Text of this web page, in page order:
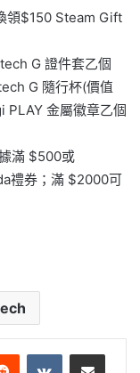
領$150 Steam Gift
G 證件套乙個
G 隨行杯(價值
PLAY 金屬徽章乙個
滿 $500或
禮券；滿 $2000可
Reddit VKontakteShare via Email